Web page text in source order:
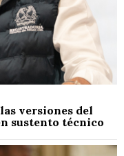
versiones del
sustento técnico